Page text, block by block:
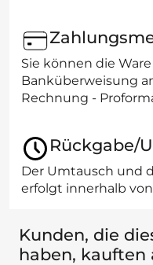
Sie können die
Banküberweisung
Rechnung -
Rückgabe/
Der Umtausch und
erfolgt innerhalb
Kunden, die
haben, kauften